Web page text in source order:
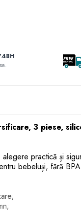
3 piese,
practică și
bebeluși, fără